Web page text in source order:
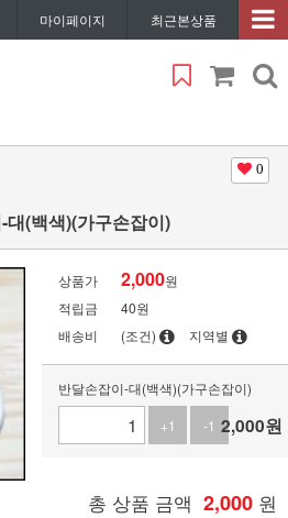
마이페이지 최근본상품
0
대(백색)(가구손잡이)
상품가 2,000원
적립금
40원
배송비
(조건) 지역별
반달손잡이-대(백색)(가구손잡이)
+1
-1 2,000원
총 상품 금액 2,000 원